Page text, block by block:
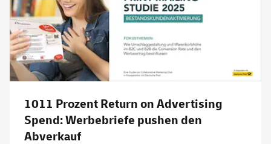
1011 Prozent Return on Advertising
Spend: Werbebriefe pushen den
Abverkauf